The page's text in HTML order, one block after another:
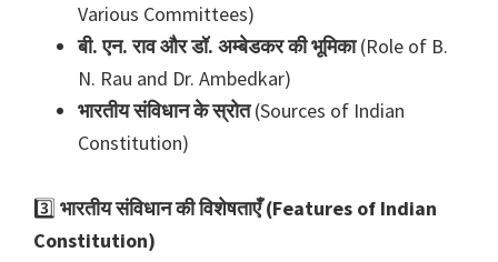
Various Committees)
बी. एन. राव और डॉ. अम्बेडकर की भूमिका(Role of B.
N. Rau and Dr. Ambedkar)
भारतीय संविधान के स्रोत(Sources of Indian
Constitution)
3️⃣ भारतीय संविधान की विशेषताएँ (Features of Indian
Constitution)